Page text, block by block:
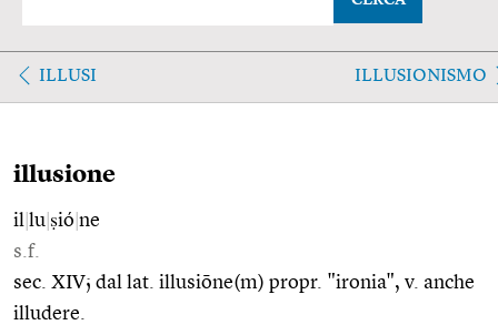
ILLUSI ILLUSIONISMO
illusione
il lu ṣió ne
s.f.
sec. XIV; dal lat. illusiōne(m) propr. "ironia", v. anche
illudere.